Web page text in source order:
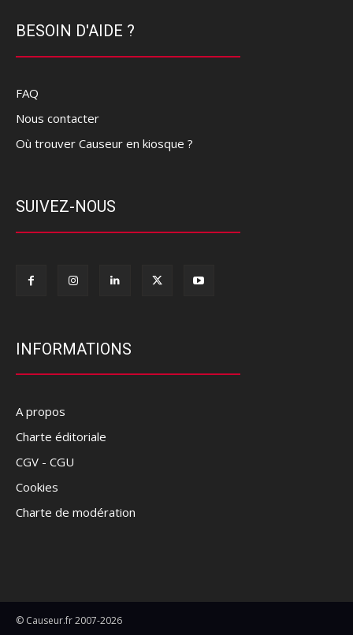
BESOIN D'AIDE ?
FAQ
Nous contacter
Où trouver Causeur en kiosque ?
SUIVEZ-NOUS
INFORMATIONS
A propos
Charte éditoriale
CGV - CGU
Cookies
Charte de modération
© Causeur.fr 2007-2026